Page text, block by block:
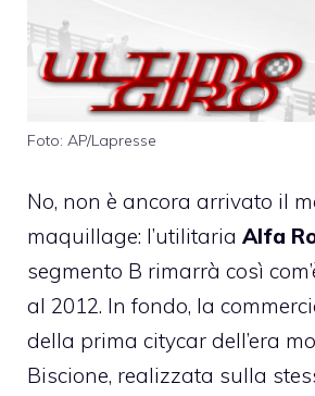
Foto: AP/Lapresse
No, non è ancora arrivato il
maquillage: l’utilitaria Alfa
segmento B rimarrà così
al 2012. In fondo, la
della prima citycar dell’era
Biscione, realizzata sulla